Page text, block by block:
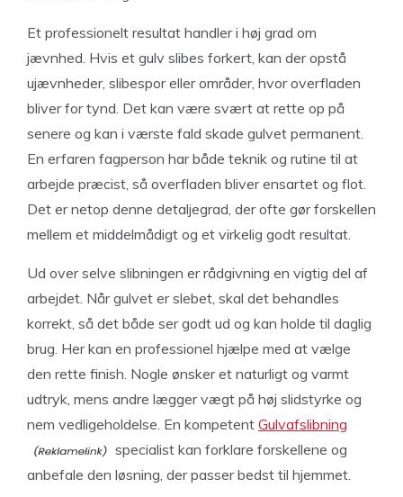
Et professionelt resultat handler i høj grad om
jævnhed. Hvis et gulv slibes forkert, kan der opstå
ujævnheder, slibespor eller områder, hvor overfladen
bliver for tynd. Det kan være svært at rette op på
senere og kan i værste fald skade gulvet permanent.
En erfaren fagperson har både teknik og rutine til at
arbejde præcist, så overfladen bliver ensartet og flot.
Det er netop denne detaljegrad, der ofte gør forskellen
mellem et middelmådigt og et virkelig godt resultat.
Ud over selve slibningen er rådgivning en vigtig del af
arbejdet. Når gulvet er slebet, skal det behandles
korrekt, så det både ser godt ud og kan holde til daglig
brug. Her kan en professionel hjælpe med at vælge
den rette finish. Nogle ønsker et naturligt og varmt
udtryk, mens andre lægger vægt på høj slidstyrke og
nem vedligeholdelse. En kompetent Gulvafslibning
specialist kan forklare forskellene og
anbefale den løsning, der passer bedst til hjemmet.